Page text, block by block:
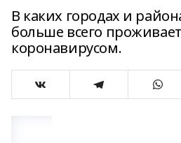
В каких городах и
больше всего
коронавирусом.